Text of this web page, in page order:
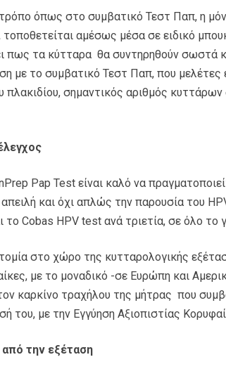
όπως στο συμβατικό Τεστ Παπ, η
τοποθετείται αμέσως μέσα σε ειδικό
πως τα κύτταρα θα συντηρηθούν σωστά
με το συμβατικό Τεστ Παπ, που μελέτες
σημαντικός αριθμός κυττάρων
Pap Test είναι καλό να
και όχι απλώς την παρουσία του
το Cobas HPV test ανά τριετία, σε όλο το
στο χώρο της κυτταρολογικής
με το μοναδικό -σε Ευρώπη και
καρκίνο τραχήλου της μήτρας που
του, με την Εγγύηση Αξιοπιστίας
την εξέταση